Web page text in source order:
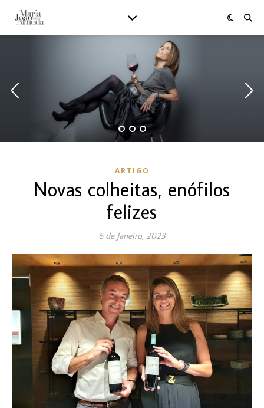
ARTIGO
Novas colheitas, enófilos
felizes
6 de Janeiro, 2023